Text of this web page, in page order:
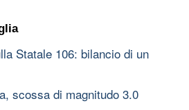
Statale 106: bilancio di un
scossa di magnitudo 3.0